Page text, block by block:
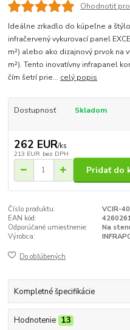
Ohodnotiť
Ideálne zrkadlo do kúpeľne a
infračervený vykurovací panel
m²) alebo ako dizajnový prvok na
m²). Tento inovatívny infrapanel
čím šetrí prie... celý popis
Dostupnosť Skladom
262 EUR/ks
213 EUR bez DPH
Pridať do
Číslo produktu:
VCIR-
EAN kód:
Odporúčané umiestnenie:
Na
Výrobca:
Do obľúbených
Kompletné špecifikácie
Hodnotenie 13